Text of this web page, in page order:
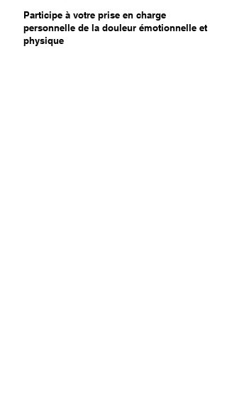
Participe à votre prise en charge
personnelle de la douleur émotionnelle et
physique